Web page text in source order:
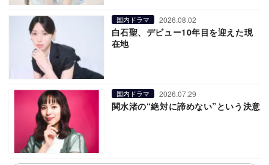
国内ドラマ 2026.08.02
白石聖、デビュー10年目を迎えた現
在地
国内ドラマ 2026.07.29
関水渚の“絶対に諦めない”という決意